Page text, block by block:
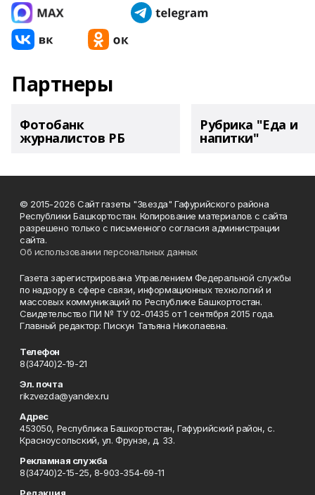
Партнеры
Фотобанк
журналистов РБ
Рубрика "Еда и
напитки"
© 2015-2026 Сайт газеты "Звезда" Гафурийского района
Республики Башкортостан. Копирование материалов с сайта
разрешено только с письменного согласия администрации
сайта.
Об использовании персональных данных
Газета зарегистрирована Управлением Федеральной службы
по надзору в сфере связи, информационных технологий и
массовых коммуникаций по Республике Башкортостан.
Свидетельство ПИ № ТУ 02-01435 от 1 сентября 2015 года.
Главный редактор: Пискун Татьяна Николаевна.
Телефон
8(34740)2-19-21
Эл. почта
rikzvezda@yandex.ru
Адрес
453050, Республика Башкортостан, Гафурийский район, с.
Красноусольский, ул. Фрунзе, д. 33.
Рекламная служба
8(34740)2-15-25, 8-903-354-69-11